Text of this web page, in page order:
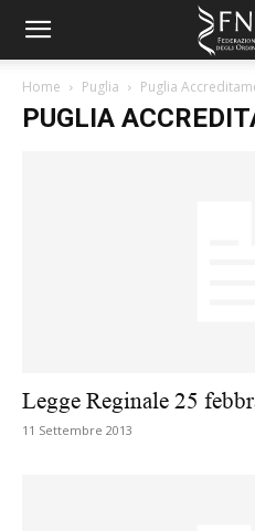
Home Puglia Puglia
PUGLIA
Legge Reginale 25
11 Settembre 2013